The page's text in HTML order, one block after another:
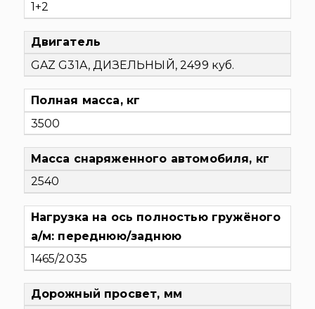
1+2
Двигатель
GAZ G31A, ДИЗЕЛЬНЫЙ, 2499 куб.
Полная масса, кг
3500
Масса снаряженного автомобиля, кг
2540
Нагрузка на ось полностью гружёного
а/м: переднюю/заднюю
1465/2035
Дорожный просвет, мм